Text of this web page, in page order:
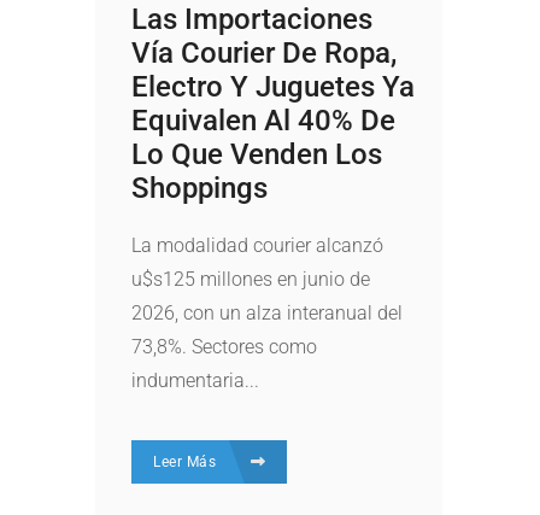
Las Importaciones
Vía Courier De Ropa,
Electro Y Juguetes Ya
Equivalen Al 40% De
Lo Que Venden Los
Shoppings
La modalidad courier alcanzó
u$s125 millones en junio de
2026, con un alza interanual del
73,8%. Sectores como
indumentaria...
Leer Más